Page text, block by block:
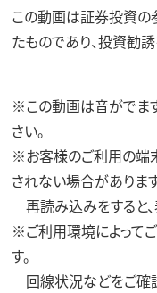
この動画は証券投資の
たものであり、投資勧
※この動画は音がでま
さい。
※お客様のご利用の端
されない場合があります
再読み込みをすると
※ご利用環境によって
す。
回線状況などをご確